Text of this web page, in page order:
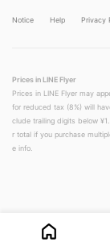
Notice Help Privacy
Prices in LINE Flyer
Prices in LINE Flyer may
for reduced tax (8%) will
clude trailing digits below
r total if you purchase
e info.